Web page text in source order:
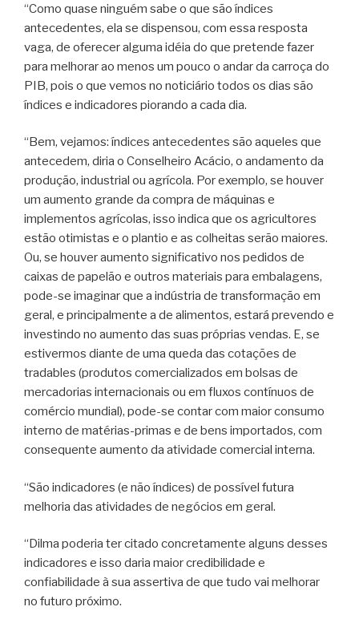
“Como quase ninguém sabe o que são índices
antecedentes, ela se dispensou, com essa resposta
vaga, de oferecer alguma idéia do que pretende fazer
para melhorar ao menos um pouco o andar da carroça do
PIB, pois o que vemos no noticiário todos os dias são
índices e indicadores piorando a cada dia.
“Bem, vejamos: índices antecedentes são aqueles que
antecedem, diria o Conselheiro Acácio, o andamento da
produção, industrial ou agrícola. Por exemplo, se houver
um aumento grande da compra de máquinas e
implementos agrícolas, isso indica que os agricultores
estão otimistas e o plantio e as colheitas serão maiores.
Ou, se houver aumento significativo nos pedidos de
caixas de papelão e outros materiais para embalagens,
pode-se imaginar que a indústria de transformação em
geral, e principalmente a de alimentos, estará prevendo e
investindo no aumento das suas próprias vendas. E, se
estivermos diante de uma queda das cotações de
tradables (produtos comercializados em bolsas de
mercadorias internacionais ou em fluxos contínuos de
comércio mundial), pode-se contar com maior consumo
interno de matérias-primas e de bens importados, com
consequente aumento da atividade comercial interna.
“São indicadores (e não índices) de possível futura
melhoria das atividades de negócios em geral.
“Dilma poderia ter citado concretamente alguns desses
indicadores e isso daria maior credibilidade e
confiabilidade à sua assertiva de que tudo vai melhorar
no futuro próximo.